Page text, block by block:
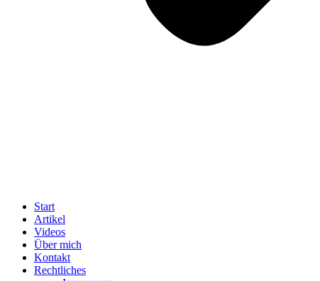
Start
Artikel
Videos
Über mich
Kontakt
Rechtliches